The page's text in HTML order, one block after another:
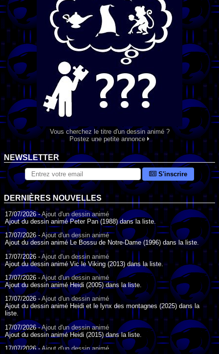
Vous cherchez le titre d'un dessin animé ?
Postez une petite annonce
NEWSLETTER
S'inscrire
DERNIÈRES NOUVELLES
17/07/2026 -Ajout d'un dessin animé
Ajout du dessin animé Peter Pan (1988) dans la liste.
17/07/2026 - Ajout d'un dessin animé
Ajout du dessin animé Le Bossu de Notre-Dame (1996) dans la liste.
17/07/2026 - Ajout d'un dessin animé
Ajout du dessin animé Vic le Viking (2013) dans la liste.
17/07/2026 - Ajout d'un dessin animé
Ajout du dessin animé Heidi (2005) dans la liste.
17/07/2026 -Ajout d'un dessin animé
Ajout du dessin animé Heidi et le lynx des montagnes (2025) dans la
liste.
17/07/2026 -Ajout d'un dessin animé
Ajout du dessin animé Heidi (2015) dans la liste.
17/07/2026 -Ajout d'un dessin animé